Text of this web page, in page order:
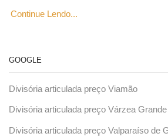
Continue Lendo...
GOOGLE
Divisória articulada preço Viamão
Divisória articulada preço Várzea Grande
Divisória articulada preço Valparaíso de